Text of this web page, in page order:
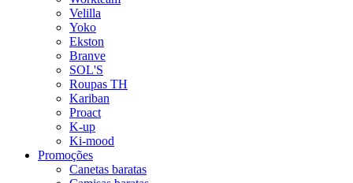
Velilla
Yoko
Ekston
Branve
SOL'S
Roupas TH
Kariban
Proact
K-up
Ki-mood
Promoções
Canetas baratas